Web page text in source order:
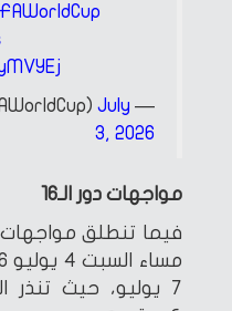
— FIFA World Cup (@FIFAWorldCup)
July
3, 2026
مواجهات دور الـ16
7 يوليو، حيث تنذر